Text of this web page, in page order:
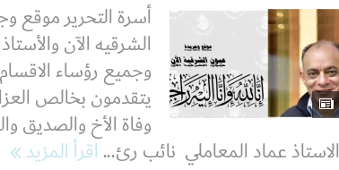
أسرة التحرير موقع
الشرقيه الآن
وجميع رؤساء
يتقدمون بخالص
وفاة الأخ والصديق
الاستاذ عماد المعاملي نائب رئ...اقرأ المزيد